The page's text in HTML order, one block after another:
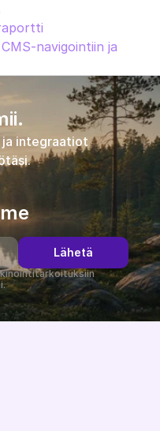
navigointiin ja
integraatiot
Lähetä
Hyväksyn tietojeni käytön markkinointitarkoituksiin